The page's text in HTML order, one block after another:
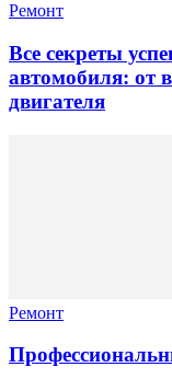
Ремонт
Все секреты
автомобиля: от
двигателя
Ремонт